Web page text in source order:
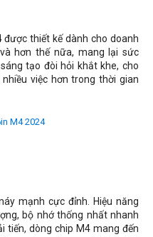
được thiết kế dành cho doanh
hơn thế nữa, mang lại sức
tạo đòi hỏi khắt khe, cho
việc hơn trong thời gian
M4 2024
mạnh cực đỉnh. Hiệu năng
bộ nhớ thống nhất nhanh
tiến, dòng chip M4 mang đến